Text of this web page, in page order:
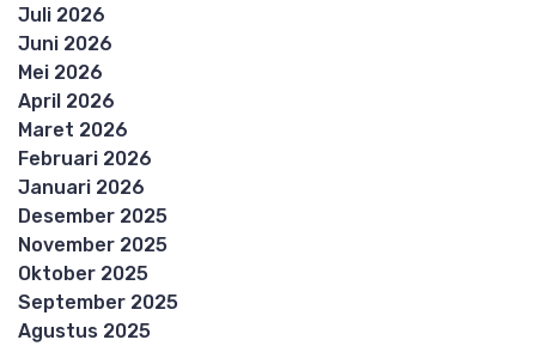
Juli 2026
Juni 2026
Mei 2026
April 2026
Maret 2026
Februari 2026
Januari 2026
Desember 2025
November 2025
Oktober 2025
September 2025
Agustus 2025